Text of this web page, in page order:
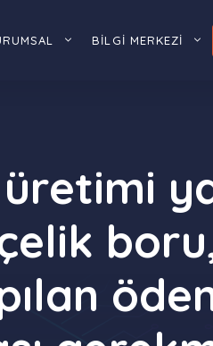
BİLGİ MERKEZİ